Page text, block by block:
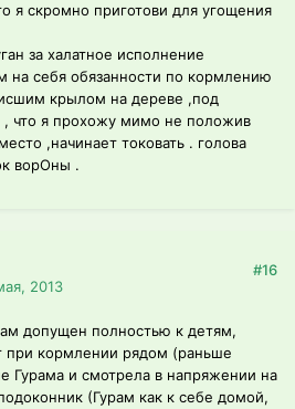
я скромно приготови для угощения
за халатное исполнение
на себя обязанности по кормлению
крылом на дереве ,под
что я прохожу мимо не положив
,начинает токовать . голова
ворОны .
2013
#16
допущен полностью к детям,
при кормлении рядом (раньше
Гурама и смотрела в напряжении на
(Гурам как к себе домой,